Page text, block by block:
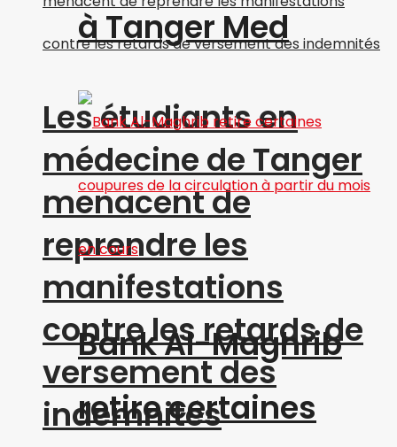
Les étudiants en
médecine de Tanger
menacent de
reprendre les
manifestations
contre les retards de
versement des
indemnités
à Tanger Med
Bank Al-Maghrib
retire certaines